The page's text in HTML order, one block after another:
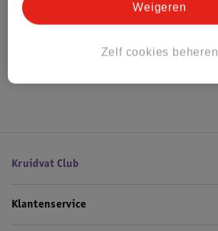
Bekijk ook
Kruidvat Club
Klantenservice
Zelf cookies beheren
Weigeren